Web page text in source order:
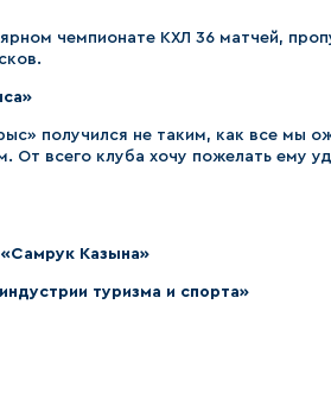
чемпионате КХЛ 36 матчей,
получился не таким, как все мы
От всего клуба хочу пожелать ему
Казына»
туризма и спорта»